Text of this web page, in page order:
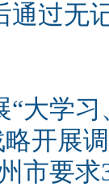
通过无
学习
开展
市要